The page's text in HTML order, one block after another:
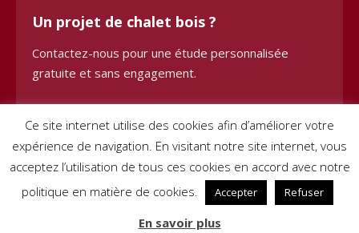
Un projet de chalet bois ?
Contactez-nous pour une étude personnalisée
gratuite et sans engagement.
Demander une étude
© 2024 Chalet Bois BHE. Tous droits réservés. Site créé parPignon
Mentions légales–Conditions générales de vente
Ce site internet utilise des cookies afin d’améliorer votre
expérience de navigation. En visitant notre site internet, vous
acceptez l’utilisation de tous ces cookies en accord avec notre
politique en matière de cookies.
Accepter Refuser
En savoir plus